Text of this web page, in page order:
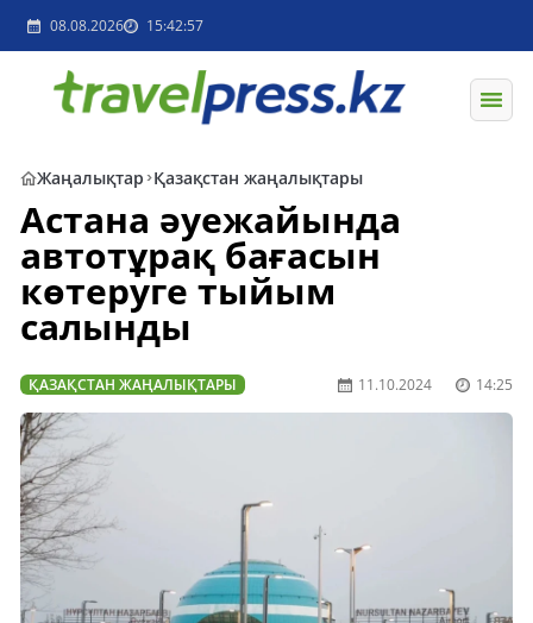
08.08.2026 15:42:57
Жаңалықтар Қазақстан жаңалықтары
Астана әуежайында
автотұрақ бағасын
көтеруге тыйым
салынды
ҚАЗАҚСТАН ЖАҢАЛЫҚТАРЫ 11.10.2024 14:25